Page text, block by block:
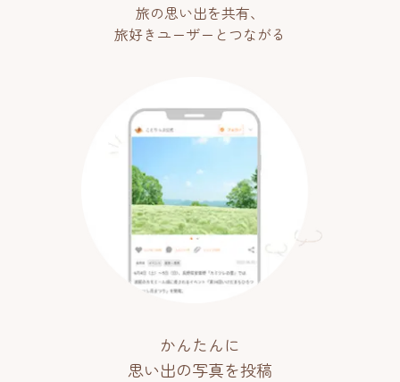
旅の思い出を共有、
旅好きユーザーとつながる
かんたんに
思い出の写真を投稿